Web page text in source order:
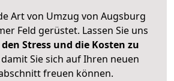
Art von Umzug von Augsburg
Feld gerüstet. Lassen Sie uns
den Stress und die Kosten zu
damit Sie sich auf Ihren neuen
freuen können.